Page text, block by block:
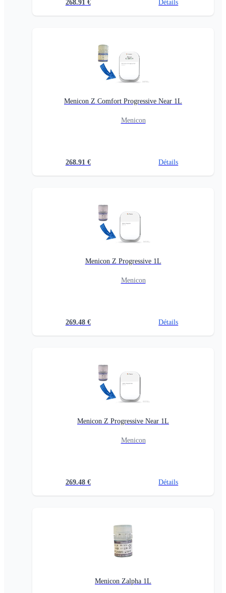
268.91 € Détails
Menicon Z Comfort Progressive Near 1L
Menicon
268.91 € Détails
Menicon Z Progressive 1L
Menicon
269.48 € Détails
Menicon Z Progressive Near 1L
Menicon
269.48 € Détails
Menicon Zalpha 1L